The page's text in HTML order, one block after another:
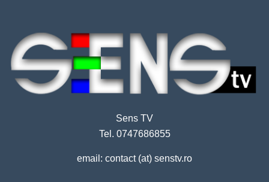
Sens TV
Tel. 0747686855
email: contact (at) senstv.ro